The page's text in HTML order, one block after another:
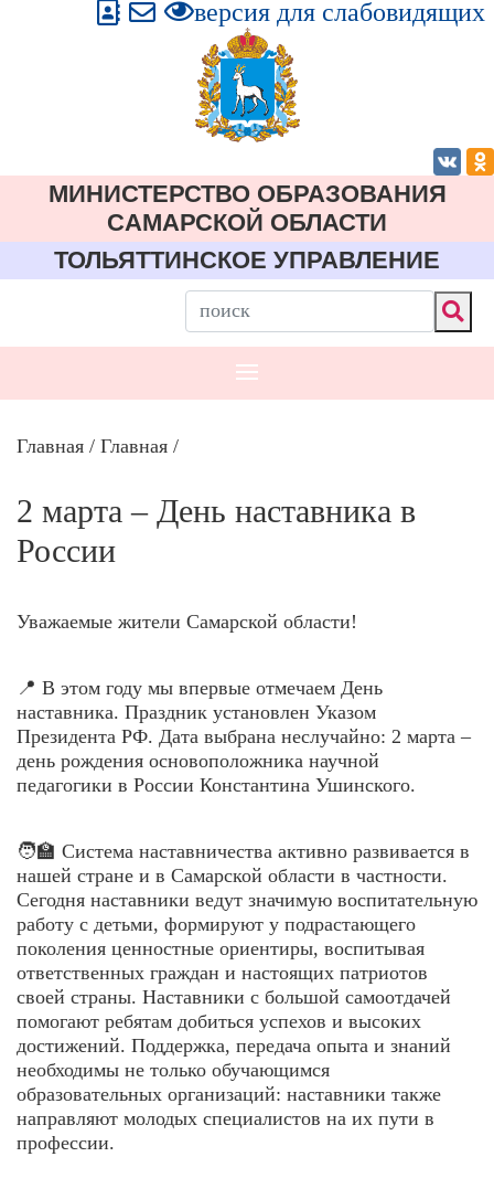
версия для слабовидящих
МИНИСТЕРСТВО ОБРАЗОВАНИЯ
CАМАРСКОЙ ОБЛАСТИ
ТОЛЬЯТТИНСКОЕ УПРАВЛЕНИЕ
Главная / Главная /
2 марта – День наставника в
России
Уважаемые жители Самарской области!
📍 В этом году мы впервые отмечаем День
наставника. Праздник установлен Указом
Президента РФ. Дата выбрана неслучайно: 2 марта –
день рождения основоположника научной
педагогики в России Константина Ушинского.
🧑‍🏫 Система наставничества активно развивается в
нашей стране и в Самарской области в частности.
Сегодня наставники ведут значимую воспитательную
работу с детьми, формируют у подрастающего
поколения ценностные ориентиры, воспитывая
ответственных граждан и настоящих патриотов
своей страны. Наставники с большой самоотдачей
помогают ребятам добиться успехов и высоких
достижений. Поддержка, передача опыта и знаний
необходимы не только обучающимся
образовательных организаций: наставники также
направляют молодых специалистов на их пути в
профессии.